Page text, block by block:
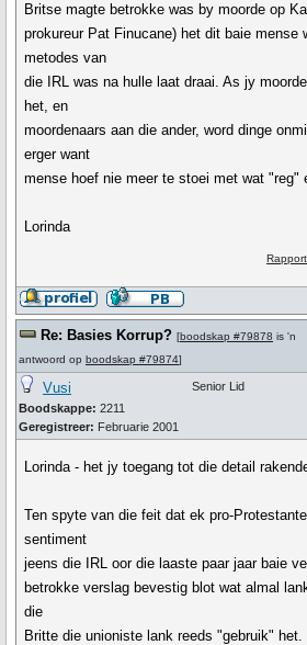
Britse magte betrokke was by moorde op
prokureur Pat Finucane) het dit baie mense
metodes van
die IRL was na hulle laat draai. As jy
het, en
moordenaars aan die ander, word dinge
erger want
mense hoef nie meer te stoei met wat "reg"
Lorinda
Re: Basies Korrup? [boodskap #79878 is 'n
antwoord op boodskap #79874]
Vusi
Boodskappe: 2211
Geregistreer: Februarie 2001
Senior Lid
Lorinda - het jy toegang tot die detail
Ten spyte van die feit dat ek pro-
sentiment
jeens die IRL oor die laaste paar jaar baie
betrokke verslag bevestig blot wat almal
die
Britte die unioniste lank reeds "gebruik"